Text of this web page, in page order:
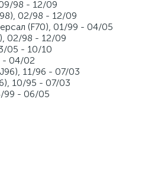
98 - 12/09
02/98 - 12/09
(F70), 01/99 - 04/05
02/98 - 12/09
05 - 10/10
- 04/02
11/96 - 07/03
10/95 - 07/03
99 - 06/05